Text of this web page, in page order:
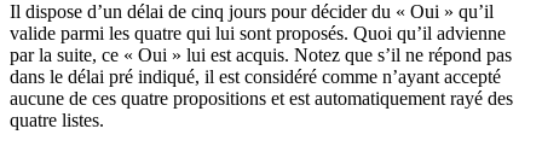
Il dispose d’un délai de cinq jours pour décider du « Oui » qu’il
valide parmi les quatre qui lui sont proposés. Quoi qu’il advienne
par la suite, ce « Oui » lui est acquis. Notez que s’il ne répond pas
dans le délai pré indiqué, il est considéré comme n’ayant accepté
aucune de ces quatre propositions et est automatiquement rayé des
quatre listes.